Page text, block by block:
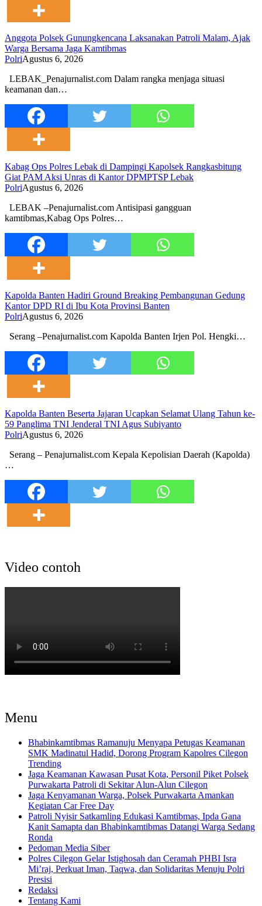
Anggota Polsek Gunungkencana Laksanakan Patroli Malam, Ajak
Warga Bersama Jaga Kamtibmas
PolriAgustus 6, 2026
LEBAK_Penajurnalist.com Dalam rangka menjaga situasi
keamanan dan…
Kabag Ops Polres Lebak di Dampingi Kapolsek Rangkasbitung
Giat PAM Aksi Unras di Kantor DPMPTSP Lebak
PolriAgustus 6, 2026
LEBAK –Penajurnalist.com Antisipasi gangguan
kamtibmas,Kabag Ops Polres…
Kapolda Banten Hadiri Ground Breaking Pembangunan Gedung
Kantor DPD RI di Ibu Kota Provinsi Banten
PolriAgustus 6, 2026
Serang –Penajurnalist.com Kapolda Banten Irjen Pol. Hengki…
Kapolda Banten Beserta Jajaran Ucapkan Selamat Ulang Tahun ke-
59 Panglima TNI Jenderal TNI Agus Subiyanto
PolriAgustus 6, 2026
Serang – Penajurnalist.com Kepala Kepolisian Daerah (Kapolda)
…
Video contoh
Menu
Bhabinkamtibmas Ramanuju Menyapa Petugas Keamanan
SMK Madinatul Hadid, Dorong Program Kapolres Cilegon
Trending
Jaga Keamanan Kawasan Pusat Kota, Personil Piket Polsek
Purwakarta Patroli di Sekitar Alun-Alun Cilegon
Jaga Kenyamanan Warga, Polsek Purwakarta Amankan
Kegiatan Car Free Day
Patroli Nyisir Satkamling Edukasi Kamtibmas, Ipda Gana
Kanit Samapta dan Bhabinkamtibmas Datangi Warga Sedang
Ronda
Pedoman Media Siber
Polres Cilegon Gelar Istighosah dan Ceramah PHBI Isra
Mi’raj, Perkuat Iman, Taqwa, dan Solidaritas Menuju Polri
Presisi
Redaksi
Tentang Kami